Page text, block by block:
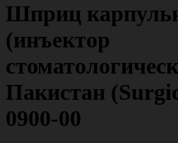
Шприц
(инъектор
Пакистан
0900-00